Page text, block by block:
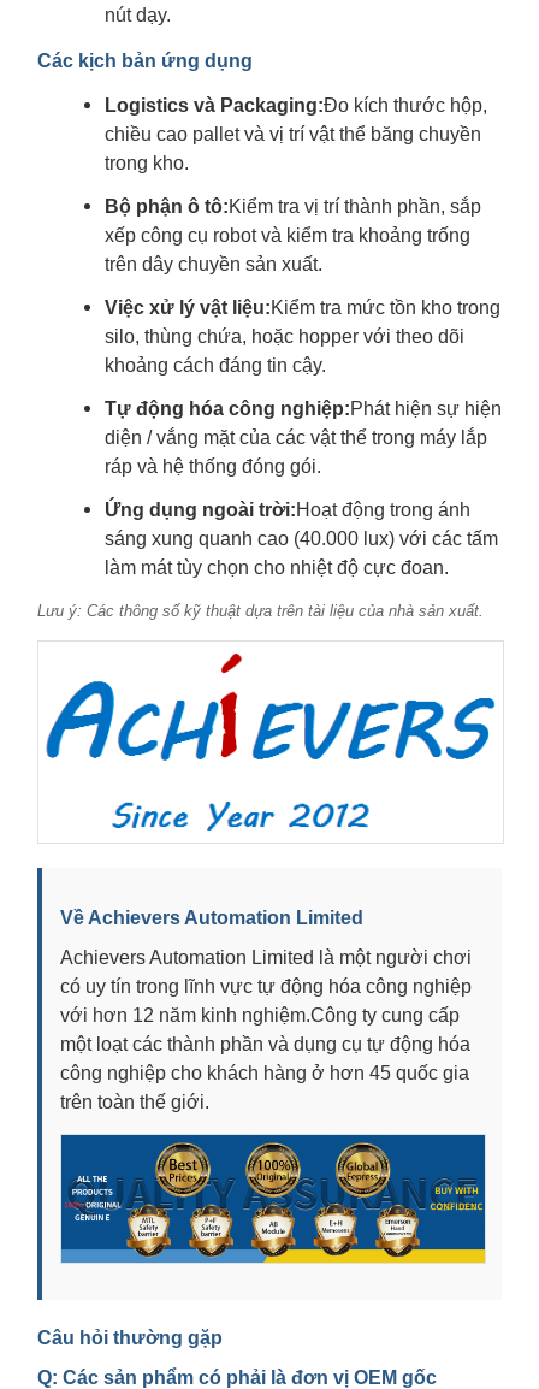
nút dạy.
Các kịch bản ứng dụng
Logistics và Packaging:Đo kích thước hộp,
chiều cao pallet và vị trí vật thể băng chuyền
trong kho.
Bộ phận ô tô:Kiểm tra vị trí thành phần, sắp
xếp công cụ robot và kiểm tra khoảng trống
trên dây chuyền sản xuất.
Việc xử lý vật liệu:Kiểm tra mức tồn kho trong
silo, thùng chứa, hoặc hopper với theo dõi
khoảng cách đáng tin cậy.
Tự động hóa công nghiệp:Phát hiện sự hiện
diện / vắng mặt của các vật thể trong máy lắp
ráp và hệ thống đóng gói.
Ứng dụng ngoài trời:Hoạt động trong ánh
sáng xung quanh cao (40.000 lux) với các tấm
làm mát tùy chọn cho nhiệt độ cực đoan.
Lưu ý: Các thông số kỹ thuật dựa trên tài liệu của nhà sản xuất.
Về Achievers Automation Limited
Achievers Automation Limited là một người chơi
có uy tín trong lĩnh vực tự động hóa công nghiệp
với hơn 12 năm kinh nghiệm.Công ty cung cấp
một loạt các thành phần và dụng cụ tự động hóa
công nghiệp cho khách hàng ở hơn 45 quốc gia
trên toàn thế giới.
Câu hỏi thường gặp
Q: Các sản phẩm có phải là đơn vị OEM gốc